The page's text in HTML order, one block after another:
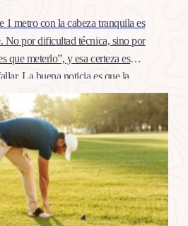
1 metro con la cabeza tranquila es
No por dificultad técnica, sino por
que meterlo”, y esa certeza es
La buena noticia es que la
entrena igual que cualquier